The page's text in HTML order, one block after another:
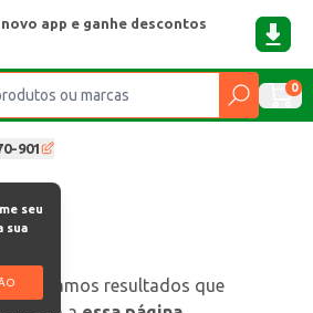
app e ganhe descontos
0
901
seu
sua
resultados que